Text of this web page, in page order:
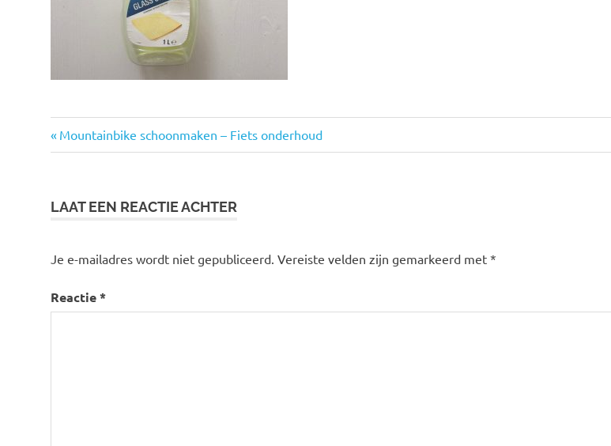
Bericht
Vorige
bericht:
Mountainbike schoonmaken – Fiets onderhoud
LAAT EEN REACTIE ACHTER
Je e-mailadres wordt niet gepubliceerd. Vereiste velden zijn gemarkeerd met *
Reactie*